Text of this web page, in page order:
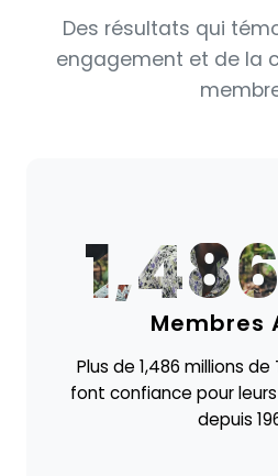
Des résultats qui
engagement et de la
Membres
Plus de 1,486 millions
font confiance pour
depuis